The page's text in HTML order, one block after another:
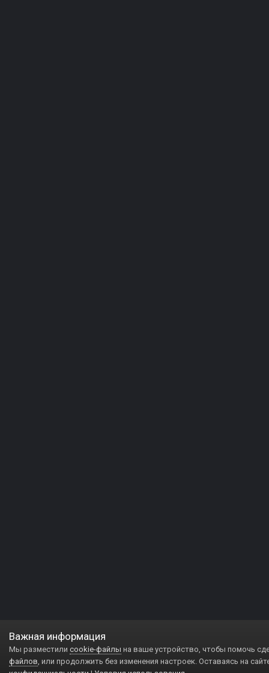
Важная информация
Мы разместили cookie-файлы на ваше устройство, чтобы помочь
файлов, или продолжить без изменения настроек. Оставаясь на